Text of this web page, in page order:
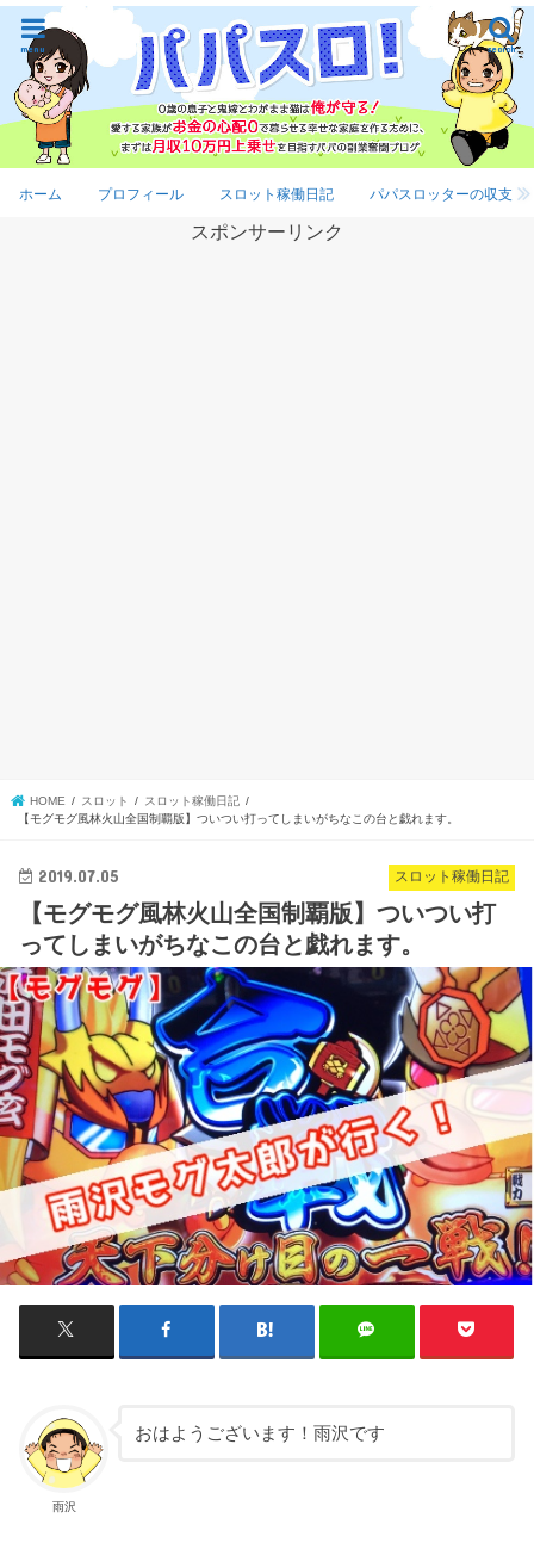
search
menu
ホーム プロフィール スロット稼働日記 パパスロッターの収支
スポンサーリンク
HOME スロット
スロット稼働日記
【モグモグ風林火山全国制覇版】ついつい打ってしまいがちなこの台と戯れます。
スロット稼働日記
2019.07.05
【モグモグ風林火山全国制覇版】ついつい打
ってしまいがちなこの台と戯れます。
雨沢
おはようございます！雨沢です